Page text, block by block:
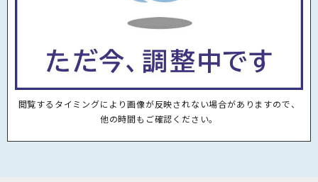
北海道森林管理局長賞（主任技術者表彰）
受賞のお知らせ
2025.02.18 林野庁長官賞受賞のお知らせ
2024.11.03 労働災害無災害日数4,000日達成！
閲覧するタイミングにより画像が反映されない場合がありますので、
他の時間もご確認ください。